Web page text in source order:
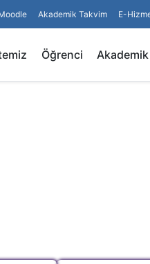
Akademik Takvim E-
Öğrenci Akademik